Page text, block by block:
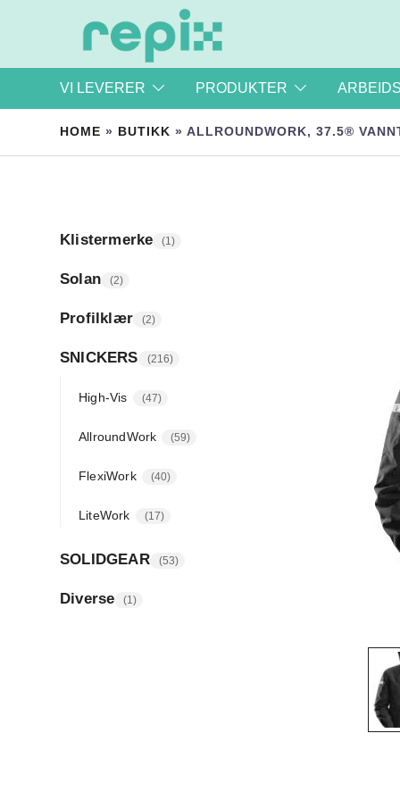
REPIX AS
Repix.no – Profil og arbeidsklær | Trykksaker |
VI LEVERER PRODUKTER
HOME » BUTIKK » ALLROUNDWORK, 37.5®
Klistermerke 1
Solan 2
Profilklær 2
SNICKERS 216
High-Vis 47
AllroundWork 59
FlexiWork 40
LiteWork 17
SOLIDGEAR 53
Diverse 1